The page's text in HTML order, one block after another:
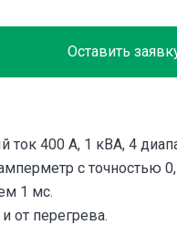
Оставить
400 А, 1 кВА, 4
с точностью
1 мс.
от перегрева.